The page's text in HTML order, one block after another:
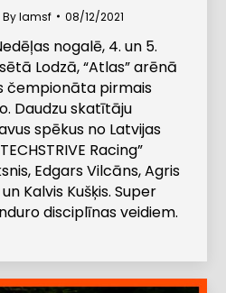
Bylamsf 08/12/2021
nogalē, 4. un 5.
Lodzā, “Atlas” arēnā
čempionāta pirmais
Daudzu skatītāju
spēkus no Latvijas
Racing”
Edgars Vilcāns, Agris
Kalvis Kušķis. Super
disciplīnas veidiem.